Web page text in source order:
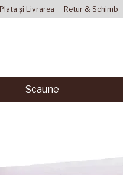
Plata și Livrarea Retur & Schimb
Scaune